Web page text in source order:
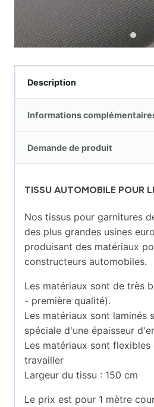
Description
Informations
Demande de produit
TISSU AUTOMOBILE POUR
Nos tissus pour garnitures
des plus grandes usines
produisant des matériaux
constructeurs automobiles.
Les matériaux sont de très
- première qualité).
Les matériaux sont laminés
spéciale d'une épaisseur
Les matériaux sont flexibles
travailler
Largeur du tissu : 150 cm
Le prix est pour 1 mètre